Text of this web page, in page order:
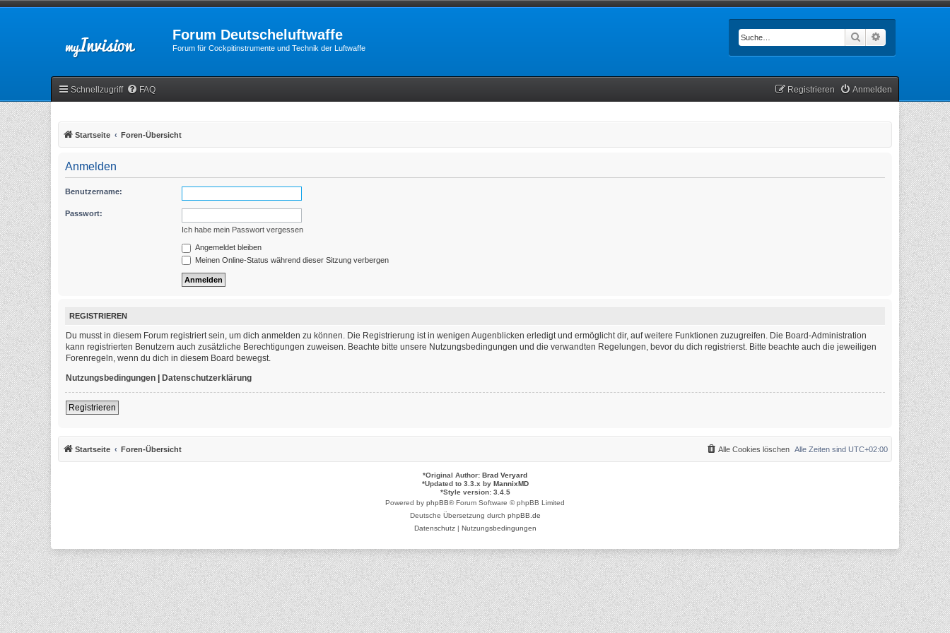
Forum Deutscheluftwaffe
Forum für Cockpitinstrumente und Technik der Luftwaffe
Suche
Schnellzugriff FAQ Anmelden
Registrieren
Startseite Foren-Übersicht
Anmelden
Benutzername:
Passwort:
Ich habe mein Passwort vergessen
Angemeldet bleiben
Meinen Online-Status während dieser Sitzung verbergen
REGISTRIEREN
Du musst in diesem Forum registriert sein, um dich anmelden zu können. Die Registrierung ist in wenigen Augenblicken erledigt und ermöglicht dir, auf weitere Funktionen zuzugreifen. Die Board-Administration
kann registrierten Benutzern auch zusätzliche Berechtigungen zuweisen. Beachte bitte unsere Nutzungsbedingungen und die verwandten Regelungen, bevor du dich registrierst. Bitte beachte auch die jeweiligen
Forenregeln, wenn du dich in diesem Board bewegst.
Nutzungsbedingungen | Datenschutzerklärung
Registrieren
Startseite Foren-Übersicht Alle Zeiten sind UTC+02:00
Alle Cookies löschen
*Original Author: Brad Veryard
*Updated to 3.3.x by MannixMD
*Style version: 3.4.5
Powered by phpBB® Forum Software © phpBB Limited
Deutsche Übersetzung durch phpBB.de
Datenschutz| Nutzungsbedingungen